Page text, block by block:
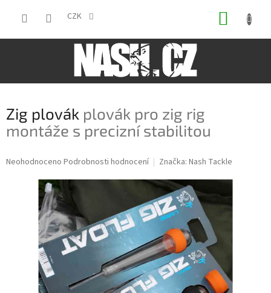
CZK
Zig plovák plovák pro zig rig
montáže s precizní stabilitou
Průměrné
hvězdiček.
Neohodnoceno Podrobnosti hodnocení Značka: Nash Tackle